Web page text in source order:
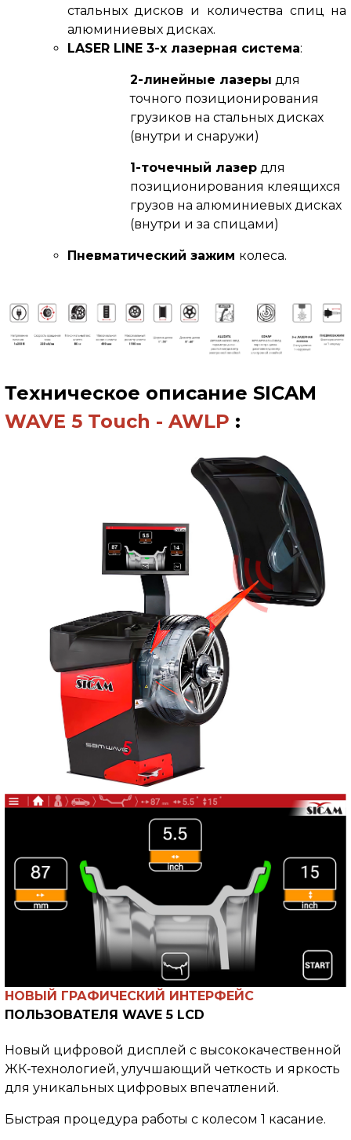
стальных дисков и количества спиц на
алюминиевых дисках.
LASER LINE 3-х лазерная система:
2-линейные лазеры для
точного позиционирования
грузиков на стальных дисках
(внутри и снаружи)
1-точечный лазердля
позиционирования клеящихся
грузов на алюминиевых дисках
(внутри и за спицами)
Пневматический зажим колеса.
Техническое описание SICAM
WAVE 5 Touch - AWLP :
НОВЫЙ ГРАФИЧЕСКИЙ ИНТЕРФЕЙС
ПОЛЬЗОВАТЕЛЯ WAVE 5 LCD
Новый цифровой дисплей с высококачественной
ЖК-технологией, улучшающий четкость и яркость
для уникальных цифровых впечатлений.
Быстрая процедура работы с колесом 1 касание.